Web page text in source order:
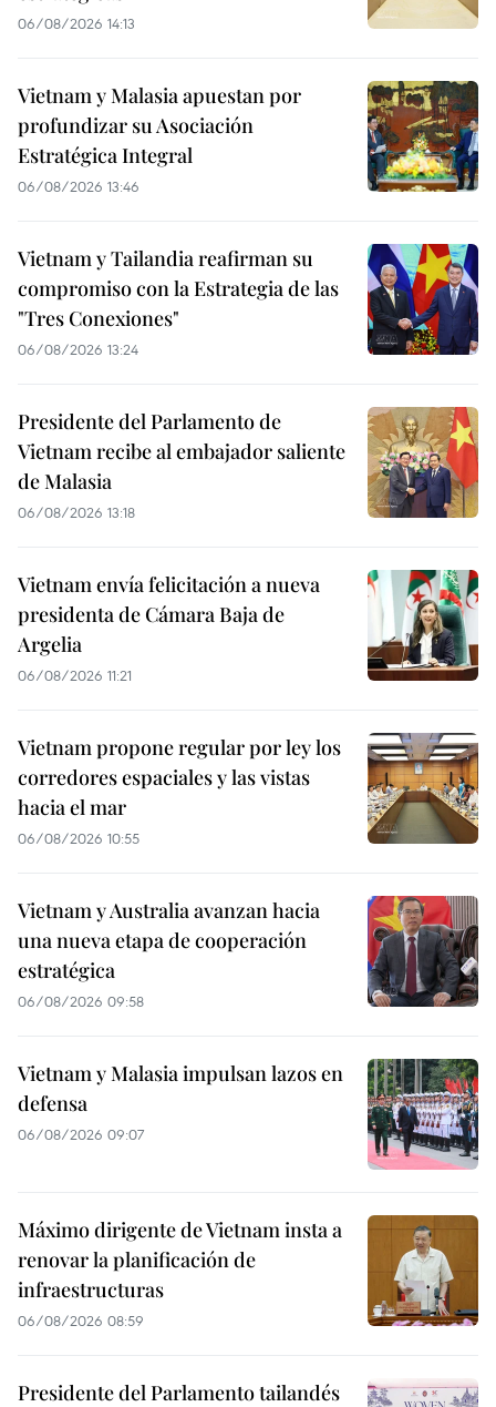
06/08/2026 14:13
Vietnam y Malasia apuestan por
profundizar su Asociación
Estratégica Integral
06/08/2026 13:46
Vietnam y Tailandia reafirman su
compromiso con la Estrategia de las
"Tres Conexiones"
06/08/2026 13:24
Presidente del Parlamento de
Vietnam recibe al embajador saliente
de Malasia
06/08/2026 13:18
Vietnam envía felicitación a nueva
presidenta de Cámara Baja de
Argelia
06/08/2026 11:21
Vietnam propone regular por ley los
corredores espaciales y las vistas
hacia el mar
06/08/2026 10:55
Vietnam y Australia avanzan hacia
una nueva etapa de cooperación
estratégica
06/08/2026 09:58
Vietnam y Malasia impulsan lazos en
defensa
06/08/2026 09:07
Máximo dirigente de Vietnam insta a
renovar la planificación de
infraestructuras
06/08/2026 08:59
Presidente del Parlamento tailandés